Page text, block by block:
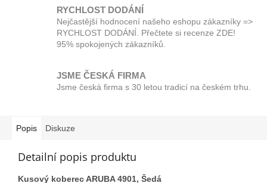
RYCHLOST DODÁNÍ
Nejčastější hodnocení našeho eshopu zákazníky =>
RYCHLOST DODÁNÍ. Přečtete si recenze ZDE!
95% spokojených zákazníků.
JSME ČESKÁ FIRMA
Jsme česká firma s 30 letou tradicí na českém trhu.
Popis Diskuze
Detailní popis produktu
Kusový koberec ARUBA 4901, Šedá